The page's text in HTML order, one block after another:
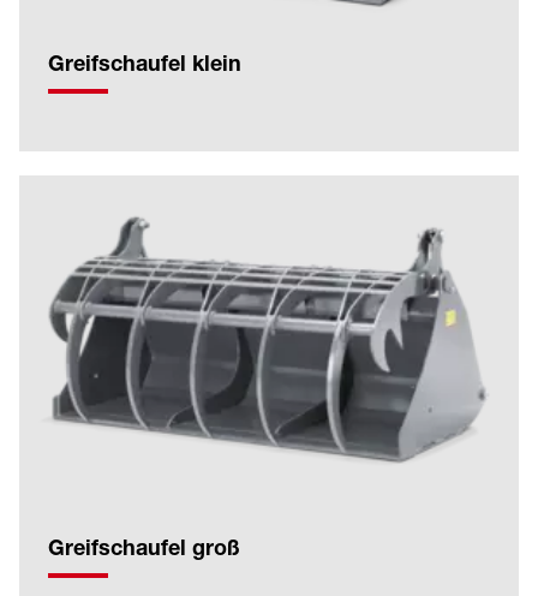
Greifschaufel klein
Greifschaufel groß